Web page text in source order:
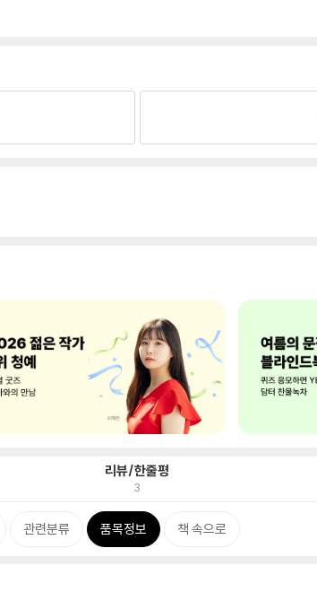
리뷰/한줄평
3
관련분류 품목정보 책 속으로